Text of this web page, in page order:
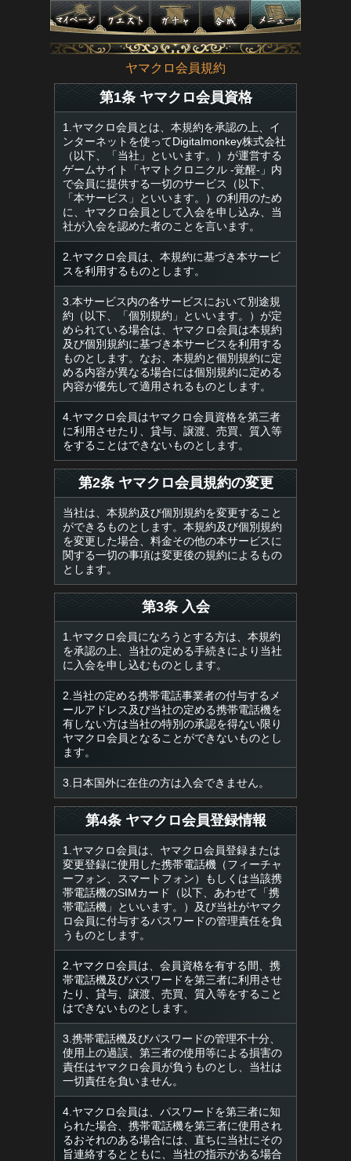
ヤマクロ会員規約
第1条 ヤマクロ会員資格
1.ヤマクロ会員とは、本規約を承認の上、イ
ンターネットを使ってDigitalmonkey株式会社
（以下、「当社」といいます。）が運営する
ゲームサイト「ヤマトクロニクル -覚醒-」内
で会員に提供する一切のサービス（以下、
「本サービス」といいます。）の利用のため
に、ヤマクロ会員として入会を申し込み、当
社が入会を認めた者のことを言います。
2.ヤマクロ会員は、本規約に基づき本サービ
スを利用するものとします。
3.本サービス内の各サービスにおいて別途規
約（以下、「個別規約」といいます。）が定
められている場合は、ヤマクロ会員は本規約
及び個別規約に基づき本サービスを利用する
ものとします。なお、本規約と個別規約に定
める内容が異なる場合には個別規約に定める
内容が優先して適用されるものとします。
4.ヤマクロ会員はヤマクロ会員資格を第三者
に利用させたり、貸与、譲渡、売買、質入等
をすることはできないものとします。
第2条 ヤマクロ会員規約の変更
当社は、本規約及び個別規約を変更すること
ができるものとします。本規約及び個別規約
を変更した場合、料金その他の本サービスに
関する一切の事項は変更後の規約によるもの
とします。
第3条 入会
1.ヤマクロ会員になろうとする方は、本規約
を承認の上、当社の定める手続きにより当社
に入会を申し込むものとします。
2.当社の定める携帯電話事業者の付与するメ
ールアドレス及び当社の定める携帯電話機を
有しない方は当社の特別の承認を得ない限り
ヤマクロ会員となることができないものとし
ます。
3.日本国外に在住の方は入会できません。
第4条 ヤマクロ会員登録情報
1.ヤマクロ会員は、ヤマクロ会員登録または
変更登録に使用した携帯電話機（フィーチャ
ーフォン、スマートフォン）もしくは当該携
帯電話機のSIMカード（以下、あわせて「携
帯電話機」といいます。）及び当社がヤマク
ロ会員に付与するパスワードの管理責任を負
うものとします。
2.ヤマクロ会員は、会員資格を有する間、携
帯電話機及びパスワードを第三者に利用させ
たり、貸与、譲渡、売買、質入等をすること
はできないものとします。
3.携帯電話機及びパスワードの管理不十分、
使用上の過誤、第三者の使用等による損害の
責任はヤマクロ会員が負うものとし、当社は
一切責任を負いません。
4.ヤマクロ会員は、パスワードを第三者に知
られた場合、携帯電話機を第三者に使用され
るおそれのある場合には、直ちに当社にその
旨連絡するとともに、当社の指示がある場合